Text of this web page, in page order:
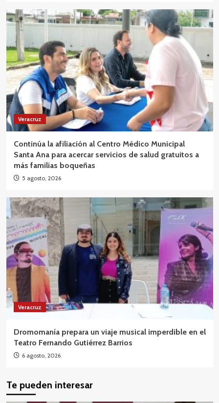
Veracruz
Continúa la afiliación al Centro Médico Municipal
Santa Ana para acercar servicios de salud gratuitos a
más familias boqueñas
5 agosto, 2026
Veracruz
Dromomanía prepara un viaje musical imperdible en el
Teatro Fernando Gutiérrez Barrios
6 agosto, 2026
Te pueden interesar